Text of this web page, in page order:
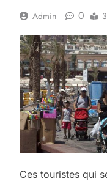
Admin 0
Ces touristes qui